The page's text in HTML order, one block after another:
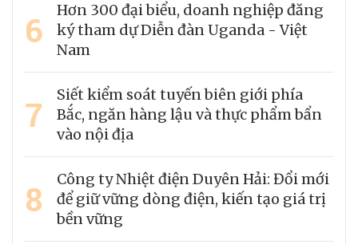
6
Hơn 300 đại biểu, doanh nghiệp đăng
ký tham dự Diễn đàn Uganda - Việt
Nam
7
Siết kiểm soát tuyến biên giới phía
Bắc, ngăn hàng lậu và thực phẩm bẩn
vào nội địa
8
Công ty Nhiệt điện Duyên Hải: Đổi mới
để giữ vững dòng điện, kiến tạo giá trị
bền vững